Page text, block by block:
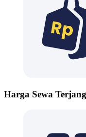
Harga Sewa